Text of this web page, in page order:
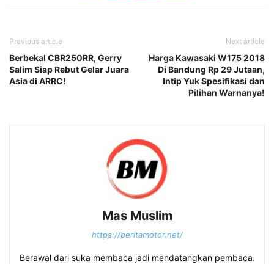
Previous article
Berbekal CBR250RR, Gerry
Salim Siap Rebut Gelar Juara
Asia di ARRC!
Next article
Harga Kawasaki W175 2018
Di Bandung Rp 29 Jutaan,
Intip Yuk Spesifikasi dan
Pilihan Warnanya!
Mas Muslim
https://beritamotor.net/
Berawal dari suka membaca jadi mendatangkan pembaca.